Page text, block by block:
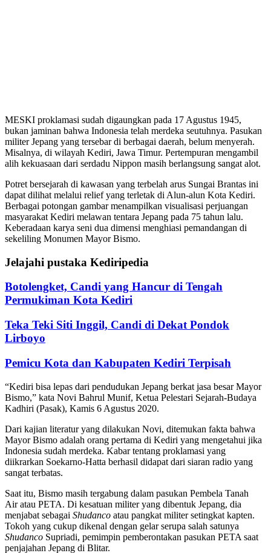
MESKI proklamasi sudah digaungkan pada 17 Agustus 1945,
bukan jaminan bahwa Indonesia telah merdeka seutuhnya. Pasukan
militer Jepang yang tersebar di berbagai daerah, belum menyerah.
Misalnya, di wilayah Kediri, Jawa Timur. Pertempuran mengambil
alih kekuasaan dari serdadu Nippon masih berlangsung sangat alot.
Potret bersejarah di kawasan yang terbelah arus Sungai Brantas ini
dapat dilihat melalui relief yang terletak di Alun-alun Kota Kediri.
Berbagai potongan gambar menampilkan visualisasi perjuangan
masyarakat Kediri melawan tentara Jepang pada 75 tahun lalu.
Keberadaan karya seni dua dimensi menghiasi pemandangan di
sekeliling Monumen Mayor Bismo.
Jelajahi pustaka Kediripedia
Botolengket, Candi yang Hancur di Tengah
Permukiman Kota Kediri
Teka Teki Siti Inggil, Candi di Dekat Pondok
Lirboyo
Pemicu Kota dan Kabupaten Kediri Terpisah
“Kediri bisa lepas dari pendudukan Jepang berkat jasa besar Mayor
Bismo,” kata Novi Bahrul Munif, Ketua Pelestari Sejarah-Budaya
Kadhiri (Pasak), Kamis 6 Agustus 2020.
Dari kajian literatur yang dilakukan Novi, ditemukan fakta bahwa
Mayor Bismo adalah orang pertama di Kediri yang mengetahui jika
Indonesia sudah merdeka. Kabar tentang proklamasi yang
diikrarkan Soekarno-Hatta berhasil didapat dari siaran radio yang
sangat terbatas.
Saat itu, Bismo masih tergabung dalam pasukan Pembela Tanah
Air atau PETA. Di kesatuan militer yang dibentuk Jepang, dia
menjabat sebagai Shudanco atau pangkat militer setingkat kapten.
Tokoh yang cukup dikenal dengan gelar serupa salah satunya
Shudanco Supriadi, pemimpin pemberontakan pasukan PETA saat
penjajahan Jepang di Blitar.